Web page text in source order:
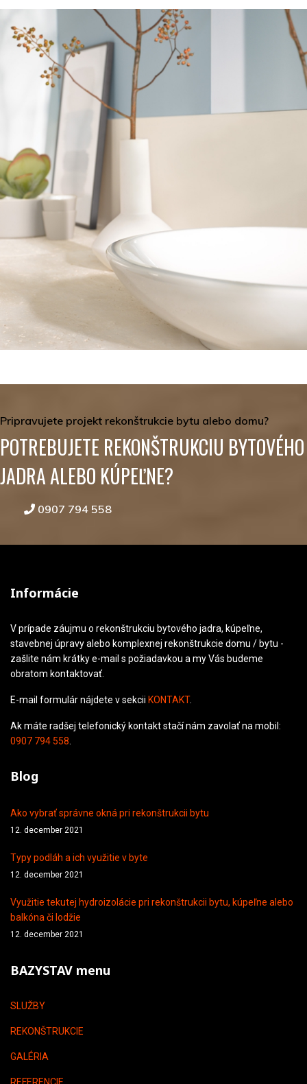
Pripravujete projekt rekonštrukcie bytu alebo domu?
POTREBUJETE REKONŠTRUKCIU BYTOVÉHO
JADRA ALEBO KÚPEĽNE?
0907 794 558
Informácie
V prípade záujmu o rekonštrukciu bytového jadra, kúpeľne,
stavebnej úpravy alebo komplexnej rekonštrukcie domu / bytu -
zašlite nám krátky e-mail s požiadavkou a my Vás budeme
obratom kontaktovať.
E-mail formulár nájdete v sekcii KONTAKT.
Ak máte radšej telefonický kontakt stačí nám zavolať na mobil:
0907 794 558.
Blog
Ako vybrať správne okná pri rekonštrukcii bytu
12. december 2021
Typy podláh a ich využitie v byte
12. december 2021
Využitie tekutej hydroizolácie pri rekonštrukcii bytu, kúpeľne alebo
balkóna či lodžie
12. december 2021
BAZYSTAV menu
SLUŽBY
REKONŠTRUKCIE
GALÉRIA